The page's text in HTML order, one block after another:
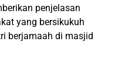
penjelasan
yang bersikukuh
berjamaah di masjid